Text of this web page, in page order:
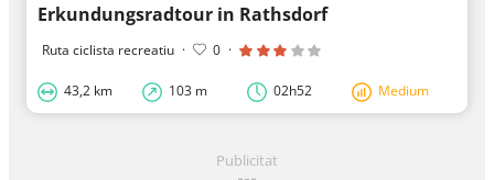
Erkundungsradtour in Rathsdorf
Ruta ciclista recreatiu · 0 ·
43,2 km 103 m 02h52 Medium
Publicitat